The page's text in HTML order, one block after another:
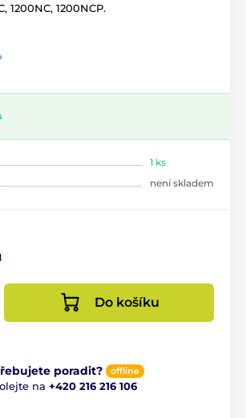
1200NC, 1200NCP.
1 ks
není skladem
Do košíku
poradit? offline
na +420 216 216 106